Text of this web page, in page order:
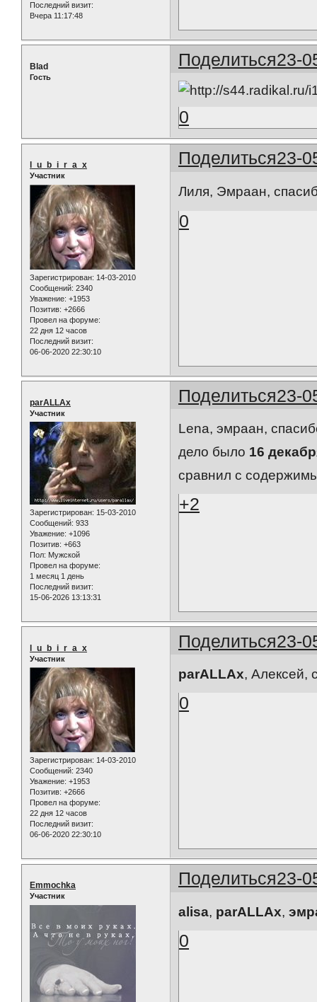
Последний визит:
Вчера 11:17:48
Поделиться23-
Blad
Гость
0
Поделиться23-
l_u_b_i_r_a_x
Участник
Зарегистрирован: 14-03-2010
Сообщений: 2340
Уважение: +1953
Позитив: +2666
Провел на форуме:
22 дня 12 часов
Последний визит:
06-06-2020 22:30:10
Лиля, Эмраан,
0
Поделиться23-
parALLAx
Участник
Зарегистрирован: 15-03-2010
Сообщений: 933
Уважение: +1096
Позитив: +663
Пол: Мужской
Провел на форуме:
1 месяц 1 день
Последний визит:
15-06-2026 13:13:31
Lena, эмраан,
дело было 16
сравнил с
+2
Поделиться23-
l_u_b_i_r_a_x
Участник
Зарегистрирован: 14-03-2010
Сообщений: 2340
Уважение: +1953
Позитив: +2666
Провел на форуме:
22 дня 12 часов
Последний визит:
06-06-2020 22:30:10
parALLAx, Алексей,
0
Поделиться23-
Emmochka
Участник
alisa, parALLAx,
0